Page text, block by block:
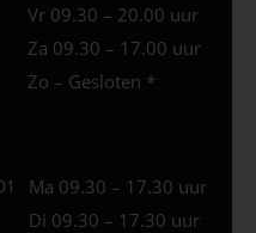
Vr 09.30 – 20.00 uur
Za 09.30 – 17.00 uur
Zo – Gesloten *
Ma 09.30 – 17.30 uur
Di 09.30 – 17.30 uur